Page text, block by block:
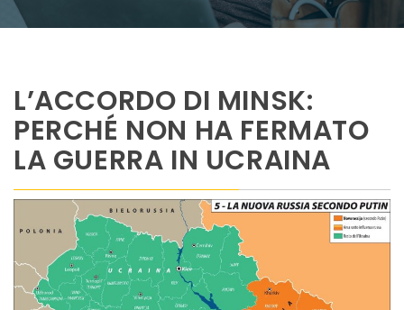
L’ACCORDO DI MINSK:
PERCHÉ NON HA FERMATO
LA GUERRA IN UCRAINA